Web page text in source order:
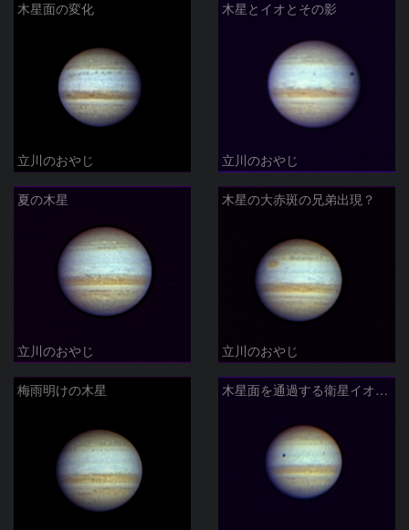
木星面の変化
立川のおやじ
木星とイオとその影
立川のおやじ
夏の木星
立川のおやじ
木星の大赤斑の兄弟出現？
立川のおやじ
梅雨明けの木星 木星面を通過する衛星イオとその影